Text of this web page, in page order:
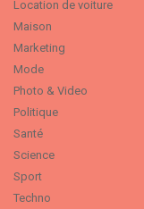
Location de voiture
Maison
Marketing
Mode
Photo & Video
Politique
Santé
Science
Sport
Techno